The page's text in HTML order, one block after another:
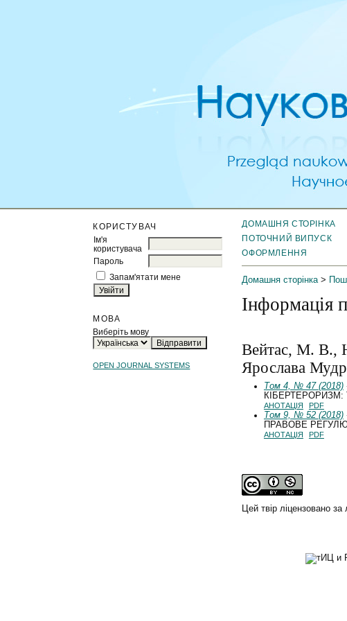
КОРИСТУВАЧ
Ім'я
користувача
Пароль
Запам'ятати мене
МОВА
Виберіть мову
OPEN JOURNAL SYSTEMS
ДОМАШНЯ СТОРІНКА
ПОТОЧНИЙ ВИПУСК
ОФОРМЛЕННЯ
Домашня сторінка >
Інформація
Вейтас, М. В.,
Ярослава
Том 4, № 47 (2018)
КІБЕРТЕРОРИЗМ:
АНОТАЦІЯ PDF
Том 9, № 52 (2018)
ПРАВОВЕ
АНОТАЦІЯ PDF
Цей твір ліцензовано за